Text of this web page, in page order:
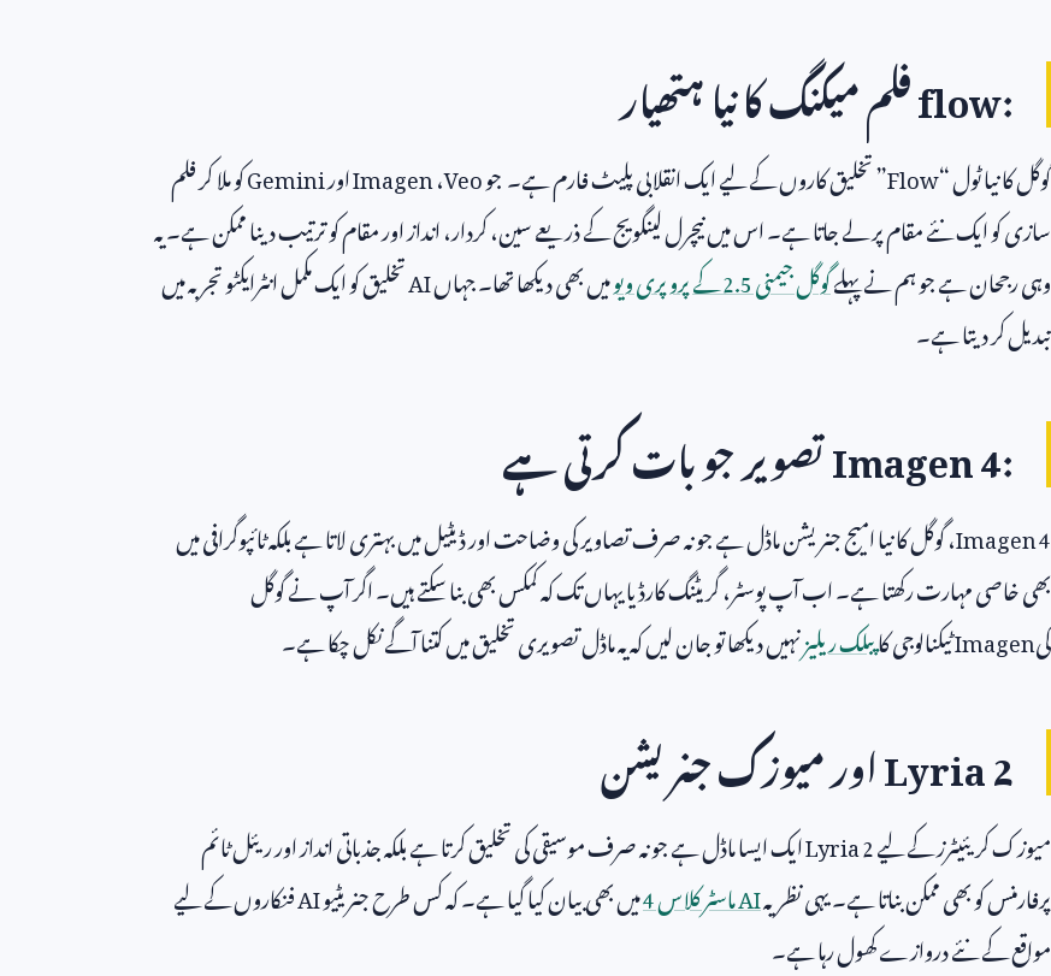
flow:فلم میکنگ کا نیا ہتھیار
گوگل کا نیا ٹول “Flow” تخلیق کاروں کے لیے ایک انقلابی پلیٹ فارم ہے۔ جوVeo،ImagenاورGeminiکو ملا کر فلم
سازی کو ایک نئے مقام پر لے جاتا ہے۔ اس میں نیچرل لینگویج کے ذریعے سین، کردار، انداز اور مقام کو ترتیب دینا ممکن ہے۔ یہ
وہی رجحان ہے جو ہم نے پہلےگوگل جیمنی2.5کے پرو پری ویومیں بھی دیکھا تھا۔ جہاںAIتخلیق کو ایک مکمل انٹرایکٹو تجربہ میں
تبدیل کر دیتا ہے۔
Imagen 4:تصویر جو بات کرتی ہے
Imagen 4، گوگل کا نیا امیج جنریشن ماڈل ہے جو نہ صرف تصاویر کی وضاحت اور ڈیٹیل میں بہتری لاتا ہے بلکہ ٹائپوگرافی میں
بھی خاصی مہارت رکھتا ہے۔ اب آپ پوسٹر، گریٹنگ کارڈ یا یہاں تک کہ کمکس بھی بنا سکتے ہیں۔ اگر آپ نے گوگل
کیImagenٹیکنالوجی کاپبلک ریلیزنہیں دیکھا تو جان لیں کہ یہ ماڈل تصویری تخلیق میں کتنا آگے نکل چکا ہے۔
Lyria 2اور میوزک جنریشن
میوزک کریئیٹرز کے لیےLyria 2ایک ایسا ماڈل ہے جو نہ صرف موسیقی کی تخلیق کرتا ہے بلکہ جذباتی انداز اور ریئل ٹائم
پرفارمنس کو بھی ممکن بناتا ہے۔ یہی نظریہAIماسٹر کلاس4میں بھی بیان کیا گیا ہے۔ کہ کس طرح جنریٹیوAIفنکاروں کے لیے
مواقع کے نئے دروازے کھول رہا ہے۔